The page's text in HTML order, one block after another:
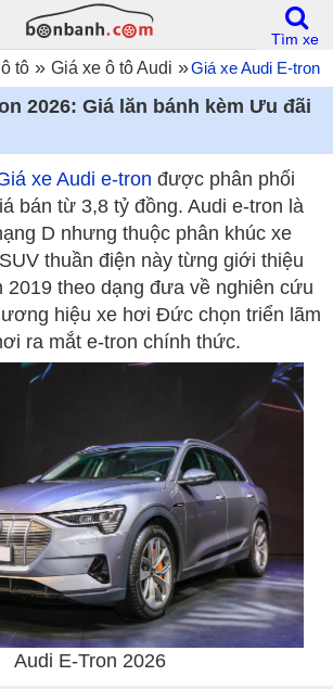
Tìm xe
tô » Giá xe ô tô Audi »Giá xe Audi E-tron
2026: Giá lăn bánh kèm Ưu đãi
xe Audi e-tron được phân phối
bán từ 3,8 tỷ đồng. Audi e-tron là
D nhưng thuộc phân khúc xe
thuần điện này từng giới thiệu
2019 theo dạng đưa về nghiên cứu
hiệu xe hơi Đức chọn triển lãm
ra mắt e-tron chính thức.
Audi E-Tron 2026